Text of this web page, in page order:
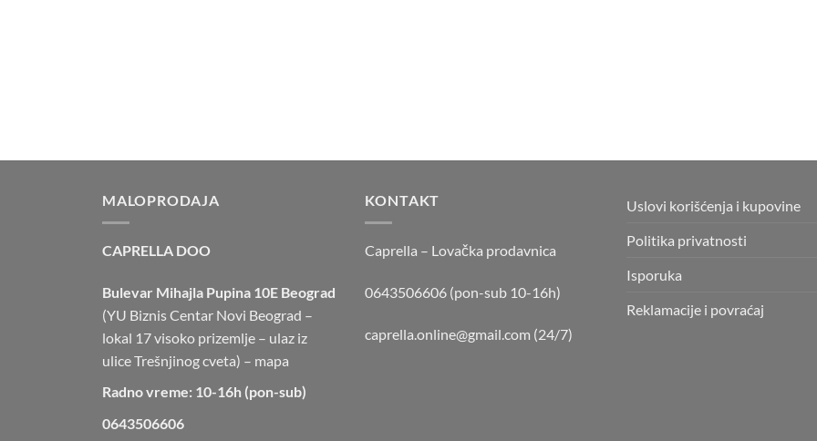
MALOPRODAJA
CAPRELLA DOO
Bulevar Mihajla Pupina 10E Beograd
(YU Biznis Centar Novi Beograd –
lokal 17 visoko prizemlje – ulaz iz
ulice Trešnjinog cveta) – mapa
Radno vreme: 10-16h (pon-sub)
0643506606
KONTAKT
Caprella – Lovačka prodavnica
0643506606 (pon-sub 10-16h)
caprella.online@gmail.com (24/7)
Uslovi korišćenja i kupovine
Politika privatnosti
Isporuka
Reklamacije i povraćaj